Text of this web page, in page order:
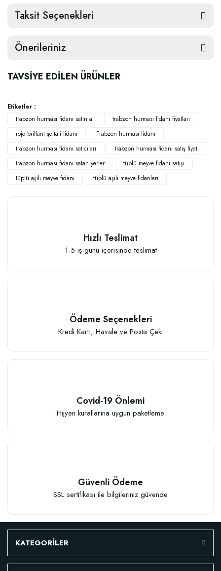
Taksit Seçenekleri
Önerileriniz
TAVSİYE EDİLEN ÜRÜNLER
Elastik Meyve Fidanı Bağlama İpi (10 Fidan İçin )
Sepete Ekle
Etiketler :
trabzon hurması fidanı satın al
trabzon hurması fidanı fiyatları
rojo brillant şeftali fidanı
Trabzon hurması fidanı
trabzon hurması fidanı satıcıları
trabzon hurması fidanı satış fiyatı
trabzon hurması fidanı satan yerler
tüplü meyve fidanı satışı
tüplü aşılı meyve fidanı
tüplü aşılı meyve fidanları
Hızlı Teslimat
1-5 iş günü içerisinde teslimat
Ödeme Seçenekleri
Kredi Kartı, Havale ve Posta Çeki
Covid-19 Önlemi
Hijyen kurallarına uygun paketleme
Güvenli Ödeme
SSL sertifikası ile bilgileriniz güvende
KATEGORİLER